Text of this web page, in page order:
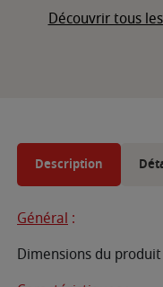
Découvrir tous
Description
Général :
Dimensions du